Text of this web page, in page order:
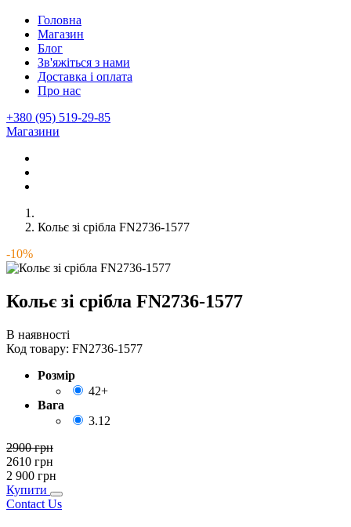
Головна
Магазин
Блог
Зв'яжіться з нами
Доставка і оплата
Про нас
+380 (95) 519-29-85
Магазини
Кольє зі срібла FN2736-1577
-10%
Кольє зі срібла FN2736-1577
В наявності
Код товару: FN2736-1577
Розмір
42+
Вага
3.12
2900грн
2610 грн
2 900 грн
Купити
Contact Us